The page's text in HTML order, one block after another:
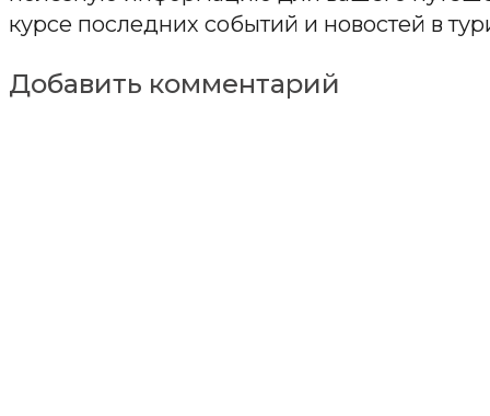
курсе последних событий и новостей в
Добавить комментарий